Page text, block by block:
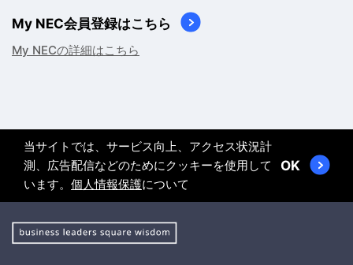
My NEC会員登録はこちら
My NECの詳細はこちら
当サイトでは、サービス向上、アクセス状況計
測、広告配信などのためにクッキーを使用して
います。 個人情報保護について
OK